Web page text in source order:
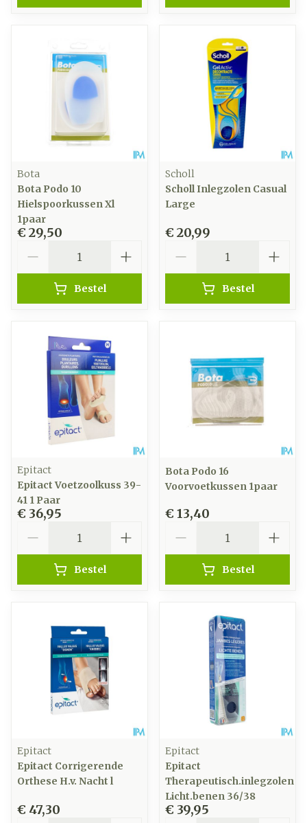
Bota
Bota Podo 10
Hielspoorkussen Xl
1paar
€ 29,50
Bestel
Scholl
Scholl Inlegzolen Casual
Large
€ 20,99
Bestel
Epitact
Epitact Voetzoolkuss 39-
41 1 Paar
€ 36,95
Bestel
Bota Podo 16
Voorvoetkussen 1paar
€ 13,40
Bestel
Epitact
Epitact Corrigerende
Orthese H.v. Nacht l
€ 47,30
Epitact
Epitact
Therapeutisch.inlegzolen
Licht.benen 36/38
€ 39,95